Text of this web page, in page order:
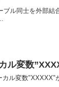
ル同士を外部結
ル変数
カル変数